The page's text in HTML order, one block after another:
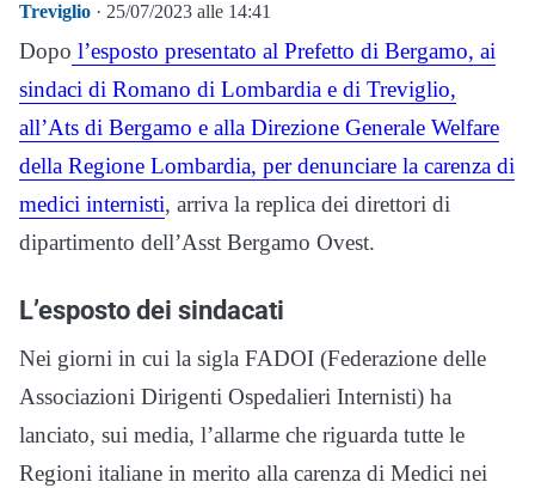
Treviglio · 25/07/2023 alle 14:41
Dopo l’esposto presentato al Prefetto di Bergamo, ai
sindaci di Romano di Lombardia e di Treviglio,
all’Ats di Bergamo e alla Direzione Generale Welfare
della Regione Lombardia, per denunciare la carenza di
medici internisti, arriva la replica dei direttori di
dipartimento dell’Asst Bergamo Ovest.
L’esposto dei sindacati
Nei giorni in cui la sigla FADOI (Federazione delle
Associazioni Dirigenti Ospedalieri Internisti) ha
lanciato, sui media, l’allarme che riguarda tutte le
Regioni italiane in merito alla carenza di Medici nei